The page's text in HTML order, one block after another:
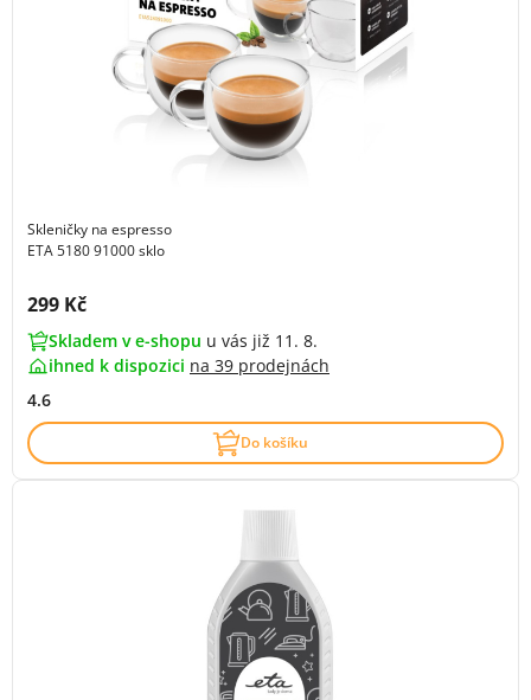
Skleničky na espresso
ETA 5180 91000 sklo
Cena s DPH:
299 Kč
Skladem v e-shopu u vás již 11. 8.
ihned k dispozici na 39 prodejnách
4.6
Do košíku